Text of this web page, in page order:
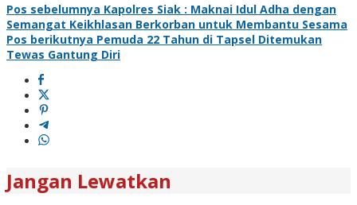
Pos sebelumnya Kapolres Siak : Maknai Idul Adha dengan
Semangat Keikhlasan Berkorban untuk Membantu Sesama
Pos berikutnya Pemuda 22 Tahun di Tapsel Ditemukan
Tewas Gantung Diri
Jangan Lewatkan